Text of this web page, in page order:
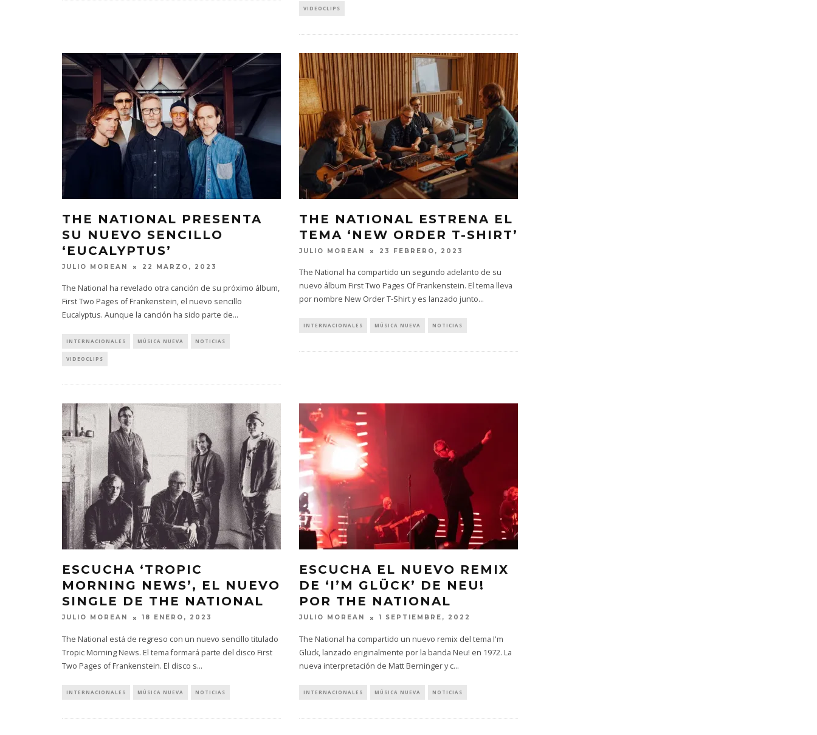
VIDEOCLIPS
THE NATIONAL PRESENTA
SU NUEVO SENCILLO
‘EUCALYPTUS’
JULIO MOREAN 22 MARZO, 2023
The National ha revelado otra canción de su próximo álbum,
First Two Pages of Frankenstein, el nuevo sencillo
Eucalyptus. Aunque la canción ha sido parte de...
INTERNACIONALES MÚSICA NUEVA NOTICIAS
VIDEOCLIPS
THE NATIONAL ESTRENA EL
TEMA ‘NEW ORDER T-SHIRT’
JULIO MOREAN 23 FEBRERO, 2023
The National ha compartido un segundo adelanto de su
nuevo álbum First Two Pages Of Frankenstein. El tema lleva
por nombre New Order T-Shirt y es lanzado junto...
INTERNACIONALES MÚSICA NUEVA NOTICIAS
ESCUCHA ‘TROPIC
MORNING NEWS’, EL NUEVO
SINGLE DE THE NATIONAL
JULIO MOREAN 18 ENERO, 2023
The National está de regreso con un nuevo sencillo titulado
Tropic Morning News. El tema formará parte del disco First
Two Pages of Frankenstein. El disco s...
INTERNACIONALES MÚSICA NUEVA NOTICIAS
ESCUCHA EL NUEVO REMIX
DE ‘I’M GLÜCK’ DE NEU!
POR THE NATIONAL
JULIO MOREAN 1 SEPTIEMBRE, 2022
The National ha compartido un nuevo remix del tema I'm
Glück, lanzado eriginalmente por la banda Neu! en 1972. La
nueva interpretación de Matt Berninger y c...
INTERNACIONALES MÚSICA NUEVA NOTICIAS